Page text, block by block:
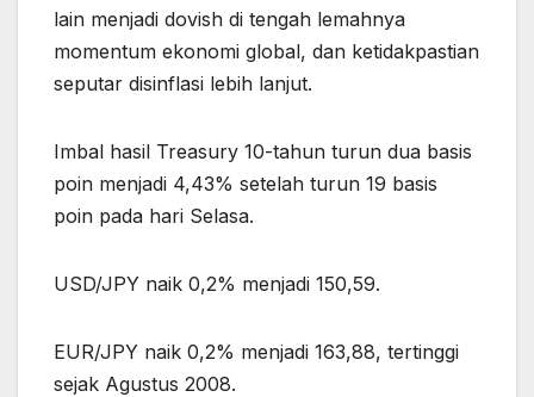
lain menjadi dovish di tengah lemahnya
momentum ekonomi global, dan ketidakpastian
seputar disinflasi lebih lanjut.
Imbal hasil Treasury 10-tahun turun dua basis
poin menjadi 4,43% setelah turun 19 basis
poin pada hari Selasa.
USD/JPY naik 0,2% menjadi 150,59.
EUR/JPY naik 0,2% menjadi 163,88, tertinggi
sejak Agustus 2008.